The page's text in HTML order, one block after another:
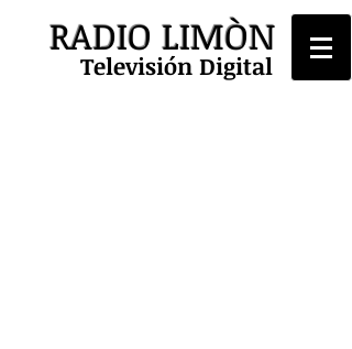
RADIO LIMÒN
Televisión Digital